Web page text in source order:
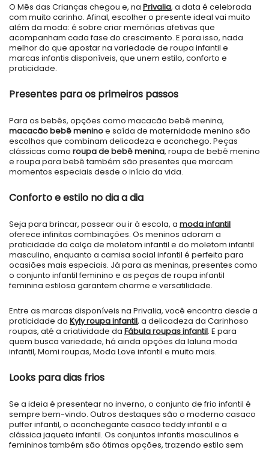
O Mês das Crianças chegou e, na Privalia, a data é celebrada
com muito carinho. Afinal, escolher o presente ideal vai muito
além da moda: é sobre criar memórias afetivas que
acompanham cada fase do crescimento. E para isso, nada
melhor do que apostar na variedade de roupa infantil e
marcas infantis disponíveis, que unem estilo, conforto e
praticidade.
Presentes para os primeiros passos
Para os bebês, opções como macacão bebê menina,
macacão bebê meninoe saída de maternidade menino são
escolhas que combinam delicadeza e aconchego. Peças
clássicas como roupa de bebê menina, roupa de bebê menino
e roupa para bebê também são presentes que marcam
momentos especiais desde o início da vida.
Conforto e estilo no dia a dia
Seja para brincar, passear ou ir à escola, a moda infantil
oferece infinitas combinações. Os meninos adoram a
praticidade da calça de moletom infantil e do moletom infantil
masculino, enquanto a camisa social infantil é perfeita para
ocasiões mais especiais. Já para as meninas, presentes como
o conjunto infantil feminino e as peças de roupa infantil
feminina estilosa garantem charme e versatilidade.
Entre as marcas disponíveis na Privalia, você encontra desde a
praticidade da Kyly roupa infantil, a delicadeza da Carinhoso
roupas, até a criatividade da Fábula roupas infantil. E para
quem busca variedade, há ainda opções da laluna moda
infantil, Momi roupas, Moda Love infantil e muito mais.
Looks para dias frios
Se a ideia é presentear no inverno, o conjunto de frio infantil é
sempre bem-vindo. Outros destaques são o moderno casaco
puffer infantil, o aconchegante casaco teddy infantil e a
clássica jaqueta infantil. Os conjuntos infantis masculinos e
femininos também são ótimas opções, trazendo estilo sem